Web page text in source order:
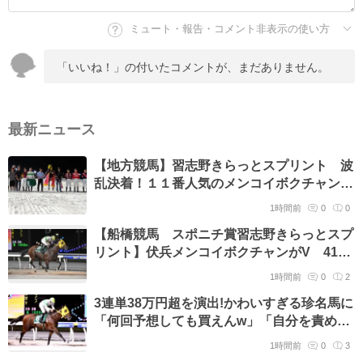
ミュート・報告・コメント非表示の使い方
「いいね！」の付いたコメントが、まだありません。
最新ニュース
【地方競馬】習志野きらっとスプリント 波
乱決着！１１番人気のメンコイボクチャンが
差し切り快勝 庄司大は重賞初制覇
1時間前 0 0
【船橋競馬 スポニチ賞習志野きらっとスプ
リント】伏兵メンコイボクチャンがV 41歳
1時間前 0 2
3連単38万円超を演出!かわいすぎる珍名馬に
「何回予想しても買えんw」「自分を責め
る」の声 船橋のメンコイボクチャン
1時間前 0 3